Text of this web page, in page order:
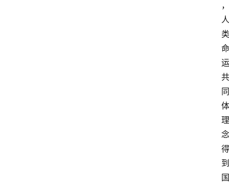
，
人
类
命
运
共
同
体
理
念
得
到
国